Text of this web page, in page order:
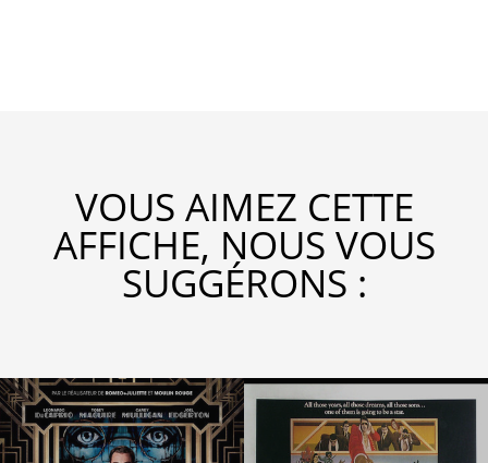
VOUS AIMEZ CETTE
AFFICHE, NOUS VOUS
SUGGÉRONS :